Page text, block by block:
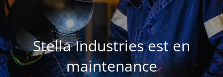
Stella Industries est en
maintenance